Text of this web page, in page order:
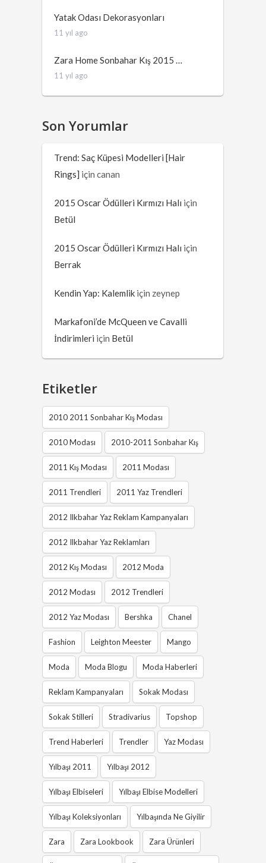
Yatak Odası Dekorasyonları
11 yıl ago
Zara Home Sonbahar Kış 2015 …
11 yıl ago
Son Yorumlar
Trend: Saç Küpesi Modelleri [Hair
Rings] içincanan
2015 Oscar Ödülleri Kırmızı Halı için
Betül
2015 Oscar Ödülleri Kırmızı Halı için
Berrak
Kendin Yap: Kalemlik için zeynep
Markafoni’de McQueen ve Cavalli
İndirimleri için Betül
Etiketler
2010 2011 Sonbahar Kış Modası
2010 Modası 2010-2011 Sonbahar Kış
2011 Kış Modası 2011 Modası
2011 Trendleri 2011 Yaz Trendleri
2012 Ilkbahar Yaz Reklam Kampanyaları
2012 Ilkbahar Yaz Reklamları
2012 Kış Modası 2012 Moda
2012 Modası 2012 Trendleri
2012 Yaz Modası Bershka Chanel
Fashion Leighton Meester Mango
Moda Moda Blogu Moda Haberleri
Reklam Kampanyaları Sokak Modası
Sokak Stilleri Stradivarius Topshop
Trend Haberleri Trendler Yaz Modası
Yılbaşı 2011 Yılbaşı 2012
Yılbaşı Elbiseleri Yılbaşı Elbise Modelleri
Yılbaşı Koleksiyonları Yılbaşında Ne Giyilir
Zara Zara Lookbook Zara Ürünleri